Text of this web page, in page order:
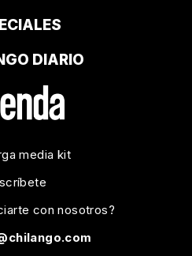
DIARIO
media kit
con nosotros?